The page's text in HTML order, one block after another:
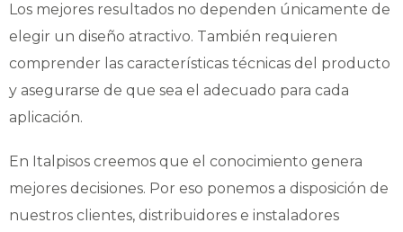
Los mejores resultados no dependen únicamente de
elegir un diseño atractivo. También requieren
comprender las características técnicas del producto
y asegurarse de que sea el adecuado para cada
aplicación.
En Italpisos creemos que el conocimiento genera
mejores decisiones. Por eso ponemos a disposición de
nuestros clientes, distribuidores e instaladores